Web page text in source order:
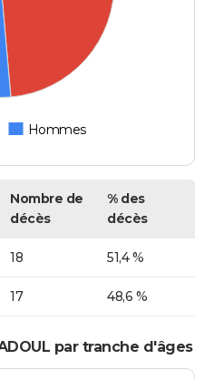
Hommes
Nombre de
décès
% des
décès
18 51,4 %
17 48,6 %
par tranche d'âges